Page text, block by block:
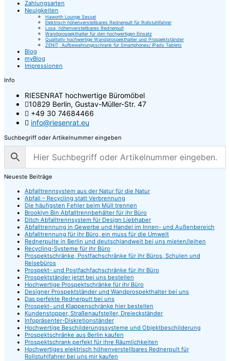
Produktseite
werden
Zahlungsarten
Neuigkeiten
Haworth Lounge Sessel
Elektrisch höhenverstellbares Rednerpult für Rollstuhlfahrer
Loxa, höhenverstellbares Rednerpult
Wandprospekthalter für den hochwertigen Einsatz
Qualitativ hochwertige Wandprospekthalter und Prospektständer
ZENIT, Aufbewahrungsschrank für Smartphones/ IPads Tablets
Blog
myBlog
Impressionen
Info
RIESENRAT hochwertige Büromöbel
10829 Berlin, Gustav-Müller-Str. 47
+49 30 74684466
info@riesenrat.eu
Suchbegriff oder Artikelnummer eingeben
Neueste Beiträge
Abfalltrennsystem aus der Natur für die Natur
Abfall – Recycling statt Verbrennung
Die häufigsten Fehler beim Müll trennen
Brooklyn Bin Abfalltrennbehälter für ihr Büro
Ditch Abfalltrennsystem für Design Liebhaber
Abfalltrennung in Gewerbe und Handel im Innen- und Außenbereich
Abfalltrennung für ihr Büro, ein muss für die Umwelt
Rednerpulte in Berlin und deutschlandweit bei uns mieten/leihen
Recycling-Systeme für ihr Büro
Prospektschränke, Postfachschränke für ihr Büros, Schulen und
Reisebüros
Prospekt- und Postfachfachschränke für ihr Büro
Prospektständer jetzt bei uns bestellen
Hochwertige Prospektschränke für ihr Büro
Designer Prospektständer und Wandprospekthalter bei uns
Das perfekte Rednerpult bei uns
Prospekt- und Klappenschränke hier bestellen
Kundenstopper, Straßenaufsteller, Dreieckständer
Infopräsenter-Diskretionständer
Hochwertige Beschilderungssysteme und Objektbeschilderung
Prospektschränke aus Berlin kaufen
Prospektschrank perfekt für ihre Räumlichkeiten
Hochwertiges elektrisch höhenverstellbares Rednerpult für
Rollstuhlfahrer bei uns mir kaufen